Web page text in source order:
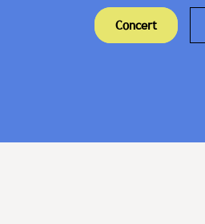
Concert